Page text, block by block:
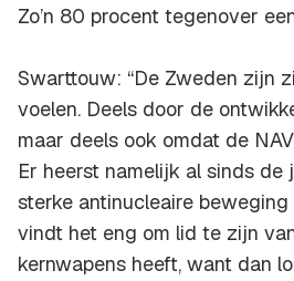
Zo’n 80 procent tegenover
Swarttouw: “De Zweden zijn
voelen. Deels door de
maar deels ook omdat de
Er heerst namelijk al sinds de
sterke antinucleaire beweging
vindt het eng om lid te zijn
kernwapens heeft, want dan